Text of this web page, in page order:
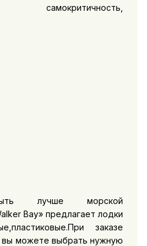
самокритичность,
лучше морской
Bay» предлагает лодки
заказе
вы можете выбрать нужную